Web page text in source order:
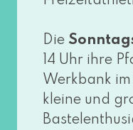
Die
14 Uhr ihre
Werkbank
klei­ne und